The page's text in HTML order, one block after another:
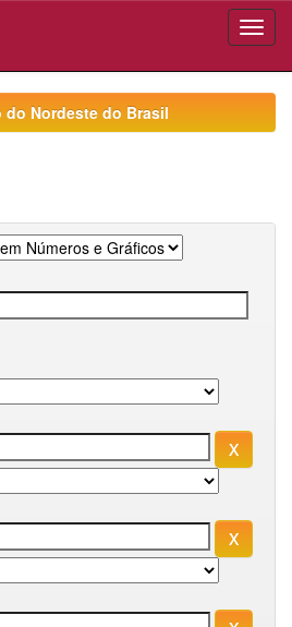
do Nordeste do Brasil